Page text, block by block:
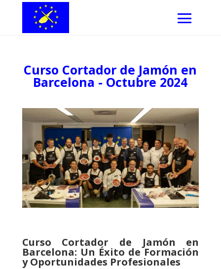
Curso Cortador de Jamón en
Barcelona - Octubre 2024
Curso Cortador de Jamón en
Barcelona: Un Éxito de Formación
y Oportunidades Profesionales